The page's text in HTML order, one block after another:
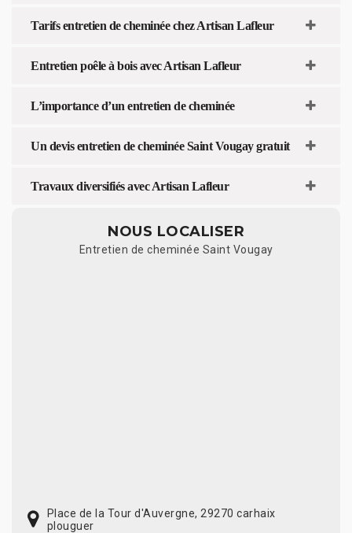
Tarifs entretien de cheminée chez Artisan Lafleur
Entretien poêle à bois avec Artisan Lafleur
L’importance d’un entretien de cheminée
Un devis entretien de cheminée Saint Vougay gratuit
Travaux diversifiés avec Artisan Lafleur
NOUS LOCALISER
Entretien de cheminée Saint Vougay
Place de la Tour d'Auvergne, 29270 carhaix
plouguer